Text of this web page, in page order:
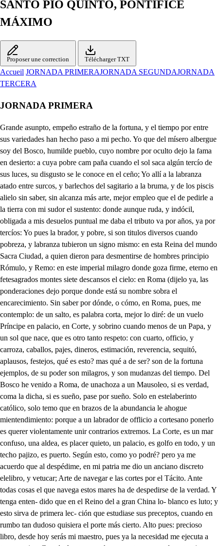
SANTO PÍO QUINTO, PONTÍFICE
MÁXIMO
Proposer une correction Télécharger TXT
Accueil JORNADA PRIMERAJORNADA SEGUNDAJORNADA
TERCERA
JORNADA PRIMERA
Grande asunpto, empeño estraño de la fortuna, y el tiempo por entre sus variedades han hecho paso a mi pecho. Yo que del mísero albergue soy del Bosco, humilde pueblo, cuyo nombre por oculto dejo la fama en desierto: a cuya pobre cam paña cuando el sol saca algún tercío de sus luces, su disgusto se le conoce en el ceño; Yo allí a la labranza atado entre surcos, y barlechos del sagitario a la bruma, y de los piscis alielo sin saber, sin alcanza más arte, mejor empleo que el de pedirle a la tierra con mi sudor el sustento: donde aunque ruda, y indócil, obligada a mis desuelos puntual me daba el tributo va por años, ya por tercíos: Yo pues la brador, y pobre, si son titulos diversos cuando pobreza, y labranza tubieron un signo mismo: en esta Reina del mundo Sacra Ciudad, a quien dieron para desmentirse de hombres principio Rómulo, y Remo: en este imperial milagro donde goza firme, eterno en fetesagrados montes siete descansos el cielo: en Roma (dijelo ya, las ponderaciones dejo porque donde está su nombre sobra el encarecimiento. Sin saber por dónde, o cómo, en Roma, pues, me contemplo: de un salto, es palabra corta, mejor lo diré: de un vuelo Príncipe en palacio, en Corte, y sobrino cuando menos de un Papa, y un sol que nace, que es otro tanto respeto: con cuarto, officio, y carroza, caballos, pajes, dineros, estimación, reverencia, sequitó, aplausos, festejos, qué es esto? mas qué a de ser? son de la fortuna ejemplos, de su poder son milagros, y son mudanzas del tiempo. Del Bosco he venido a Roma, de unachoza a un Mausoleo, si es verdad, coma la dicha, si es sueño, pase por sueño. Solo en estelaberinto católico, solo temo que en brazos de la abundancia le ahogue mientendimiento: porque a un labrador de offlicio a cortesano ponerlo es querer violentamente unir contrarios extremos. La Corte, es un mar confuso, una aldea, es placer quieto, un palacio, es golfo en todo, y un techo pajizo, es puerto. Según esto, como yo podré? pero ya me acuerdo que al despédime, en mi patria me dio un anciano discreto elelibro, y vetucar; Arte de navegar e las cortes por el Tácito. Ante todas cosas el que navega estos mares ha de despedirse de la verdad. Y tenga enten- dido que en el Reino del a gran China lo- blanco es luto; y esto sirva de primera lec- ción que estudiase sus preceptos, cuando en rumbo tan dudoso quisiera el porte más cierto. Alto pues: precioso libro, desde hoy serás mi maestro, pues ya la necesidad me ejecuta a tus consejos. Grande Auctor; mucho promete, vranos el punto pimero. Vacaue aqí la vemora para este primer precepto. Lo primero se me encarga de la verdad el destierro. Sí: que es un peso insesble, es un formidable peso que no se deja aldiscurso jugar del entendimiento. Esla verdad, bien mirado, un peñoso cautiverio, guardarla es dañosa tema, conservarla, odioso duelo, un quédare desarmado de lo racional el pecho. Y en lances, que son forzosos de azares, golpes, encuentios, siendo juego el de esta vida afrficioso, y secreto, tratar verdad, es perderse, porque es descubrir el juego, En Chalo blanco es luto, dice docto mi maestro, Ves de su, me escobrua leo nada al artificio atento, pues es color que no pasa por tintes, ni por ingenios, es llanto al que obra sencillo, es luto al que satisfecho dispicrta puntualmente a la bora de los necios. pues después de herido acude a estudiar el escarmiento. Luto es, y tan fatal luto, tan confuso, oscuro, y negro, que para verse las sonbías sirve otra sombra de medio. Claro esta que la verdad es hermosa por extremo, pero como esta escondida en las carceres del pecho, yo no se quien me la tata, y así retírese al cielo, y acá en la tierra los hombres quedemos de diestro a diestro. Conmigo portero; Qué es eso? Esta es mi resolución, y esta: que linda bisoñería, sabiendo que soy: Qué ha de ser? tu guarda quiciós, un teruero, y cancerucro, espía doble a dos haces, y a dos embeses grolero, que no me dejaba entra por no llevar mandan icnto. u. Hizo mal sabicndo que eres de Palacio, y que yo atento a tu señor don Francisco por muy del cuarto te tengo. Criado de un individuos no paso señor por eso, que soy más unuersas Pues qué? no eres su criado? Es verdad que para serlo Y cuáles? El de informante, Pav Grande officio. No es muy grande, Pan Por lo menos es curioso. Y tanto de ello me precio Si guardare. Pues entienda. Marió el Papa? qué dices! Mo. Lo que pasa: es gran miestro, a Casa no me o ponderés, engentio, espece, y puróa, me sobran muchos papeles de escucha, y fiscal perpetuo. Trájome de España a Roma, téngole lealtad, mas luego que subí al Palacio sacro me dio el Papa un grande empleo de General, con bastón, en salas, y en aposentos. el descubridor de huesos, promotor de la limpieza, porque soy el barrendero. pues que no pasa del suelo. que en la Igresia de Valencia fuera aseo de su Asco. Mas sabra Viia guardarme en cualquier parte un secreto? que soy tan gran barrendero, y en elarte del barter, llego a cuer talbarreno, que su mismo no me hace las escobas por sí mismo por sus manos consagradas, y sú, Pontificio, dedos. Es grande su habilidad, y laoeecuar un remieudo a Anapaso, y a una, calzas como pudiera un Terencio. que lo amás soñado pienso. un Pon nccia oa Mol. Es que siendo fraile, dicen. Sea mentira, o seaverdad, Seré un zurdo si lablare, Vamos, amigo, a otra cosa, Eso niego: Pav. Ya se que eres hombre habil. Mo. Hábil no más? Estupendo. Pues ven cagora conmigo, talllaneza! Y tal empeño! Así humilla sus blasones! Asial ate sus troscos! que aprendió lumilde, y honesto a dara su trace pobre esos entretenimientos. que no lo publiques quiero, y ves hay para escobas porque guardes el secreto. si abriere mi boca un necio, y aqueste doblón me falte si mefáltare el silencio que eres hombre de despejo, entendido, y cortesano, entremetido. cuvesacado, eso sí, el escogido, el selecto, que salíde Salamanca con boria, y grado de diestro. Y así desabioche Usia, escupa, y cuerpo derecho, que aquí le asiste en persona, en polvos todo un Juanelo, en infusión un Orlando, y un Merlinen conciento. que de ti fiarme quiero, Mos Qué! Hay antojos? Pau No te espantes. Que no me espanto de nada, Ya te eutiendo. Mos. Mas no lo entienda mi amo Causa es de los dos callar. Mos. Pues manos a los entredos. Haga mi tio sus escobas, O qué pinta desobrino! y vamos al mirador, porque has desaber, que inquieto me trae la curiosidad, y que me digas pretendo en una vecina torre quien es de su casa dueño. Soy mozo (disculpa tengo) nucvo en Roma, y es preciso entrar en divertimientos. si hay duppló ni. Don Francisco, que lo temo, y en sabiendo que yo pido tendremos despecimiento. castigue a azores su cuerpo, que yo e de gozar del mundo sin aflicciones, ni aprieto; Y esa ha de ser la destreza, el disponer con ingenio, y con mi libro, en la corte luste, y desahogo aún tiempo. Si alcabza a sauerlo el Viejo! Mas chitón: que habiendo plata, es hierro que murmuremos, z, , , - or con su decreto eterno estros hombro; frágiles su nave, A fuerte peso, timón ci yo gobierno en la mano de un Ángel fuera grave. Lo meno, es, tanto peligro externo, tanto evemtigo, tan premiosa llave, pues lo más viene a ser una conciencia que espera una tremenda residencia. h que sabéis mi aversión, y horror al puesto, solo en vos, que es forecís mi pecho fío, pues así vuestro acuerdo lo ha despuesto. Mas no temo la lucha, si elrocio feliz de vuestro agrado acude presto. Ya en la campaña estoy, en la palestra: baje el socorro en mí de vuestradiestra. Mas para hallar mi fe lo que desea es menester, hermanos, y hijos caros, que Roma, y mi Palacio sear idea donde la Iglesia searme de reparos: el mío, y viestro ejemplo clarín sea que el mundo informe con acentos ciaros: sepan, el cielo, tieira, mar, abismos, que empieza el orden por nosotros mismos, Mi palacio tendrá aquel aparato que le baste no más: los Cardenales moderatan de la opuencia el pato: los Obispos, Prelados, y officiales de Roma, porque hallemos a Dios grato, darán ejemplos de virtud iguales; pues es constante, y cierto en tales modos, que su virtud concluye la de todo; Ciego el Empelador Masimilano quiere mandar la Iglelia: El de Sajonía Duque elector la inquieta lurcrano: Proterno está el Obispo de Colonia: a todo va a acudú con piesta mino Comendón mi Legado, que en Polonia Solo en vos que mi pena veis, Dios mío, mi desacho se hallo; y obras, fino no menos contra el Conde Palatino. De Soliman la bárbara arrogancia por mar, y tierra su veneno arroja ya en Malta atormentando su constancia, ya Ungria, y en Julia donde aloja; pero los movimientos que hay en Francia traspasan nuestro pecho en la congoja, cuando gime del cielo a los azotes casa toda ocupada de Hugonotes. Donde en todo el Catbólico hemisferio pondrá su pies piadosa la paloma que no se manche? Y el Cristiano Imperio dónde se ve sinsangre? Oh Santa Roma! llora, lamenta, gime el cautiverio, pues Dios así tus vanidades doma, dándote dulipcada la tristeza, ya por ser Corazón, ya por Caneza, En Dios espera, y en suamor profundo que acudira, si en huimildad le acoras: muchas coronas gozas en el mundo fieles en tu defcnsa a todas horas, un Pilipo segundo, y sin segundo, los Príncipes de Italia que atesoras: faltármelos hombres, Dios eremo. vos y yo contra el infierpo h Mor. Justo es, que estemos Juan Morón de vuestras prendas, Ciencia Urtud, y Consejo, fío el Gobierno de Roma, y la mudanza que espero: mi Vícario general os hago. Señor obedién es todos a vuestros sacios preceptos, mas no habéis de permitir que quede quejoso el puesto. Yo servire en menor plaza. io. Eso no: que también quiero dar satisfacción al mundo de lo que os estimo, y precio. La corona os esperaba que Dios puso en mí, y supuesto que en yo el mérito queda, cuando en mi cargo u peso, en pie vuestra obligación Mi Jesús Mor. Fuerza es replicar, Pio, No faltan a mi sobrino Bon. La honrra mayor, Santo Padre, Pio. Ya veo, que sois muy mozo, de hermano, y de compañero porque estando aquí Bonello. cargos en que leocupemos, que de mi Palacio Sa